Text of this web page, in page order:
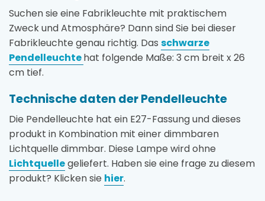
Suchen sie eine Fabrikleuchte mit praktischem
Zweck und Atmosphäre? Dann sind Sie bei dieser
Fabrikleuchte genau richtig. Das schwarze
Pendelleuchtehat folgende Maße: 3 cm breit x 26
cm tief.
Technische daten der Pendelleuchte
Die Pendelleuchte hat ein E27-Fassung und dieses
produkt in Kombination mit einer dimmbaren
Lichtquelle dimmbar. Diese Lampe wird ohne
Lichtquellegeliefert. Haben sie eine frage zu diesem
produkt? Klicken sie hier.